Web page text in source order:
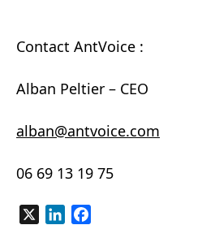
Contact AntVoice :
Alban Peltier – CEO
alban@antvoice.com
06 69 13 19 75
LinkedIn